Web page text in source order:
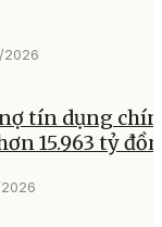
2026
tín dụng
15.963 tỷ